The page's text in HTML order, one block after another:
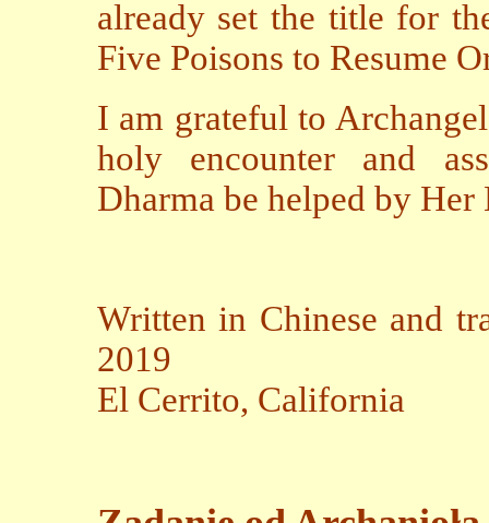
already set the title for
Five Poisons to Resume
I am grateful to
holy encounter and
Dharma be helped by Her
Written in Chinese and
2019
El Cerrito, California